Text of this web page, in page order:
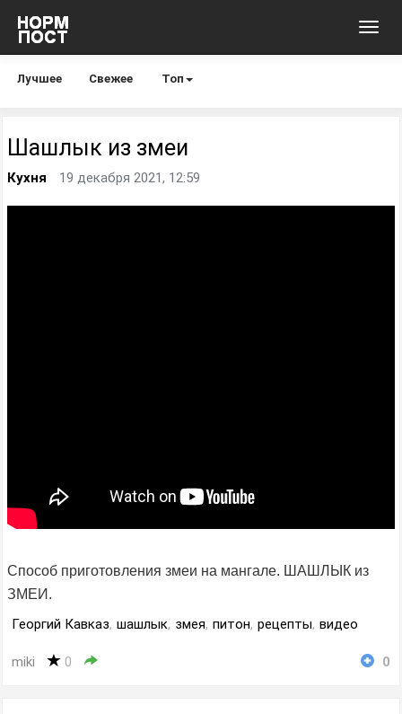
Лучшее Свежее Топ
Шашлык из змеи
Кухня 19 декабря 2021, 12:59
Способ приготовления змеи на мангале. ШАШЛЫК из
ЗМЕИ.
Георгий Кавказ, шашлык, змея, питон, рецепты, видео
miki 0 0